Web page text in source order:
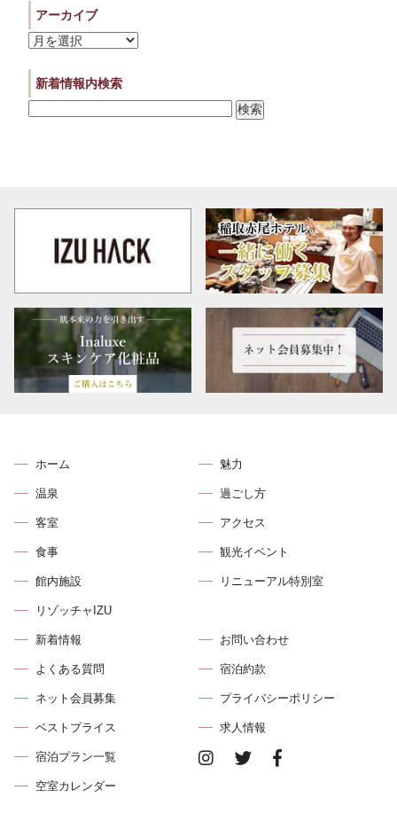
ゴ
リ
アーカイブ
ア
カ
イ
新着情報内検索
ホーム
温泉
客室
食事
館内施設
リゾッチャIZU
魅力
過ごし方
アクセス
観光イベント
リニューアル特別室
新着情報
よくある質問
ネット会員募集
ベストプライス
宿泊プラン⼀覧
空室カレンダー
お問い合わせ
宿泊約款
プライバシーポリシー
求⼈情報